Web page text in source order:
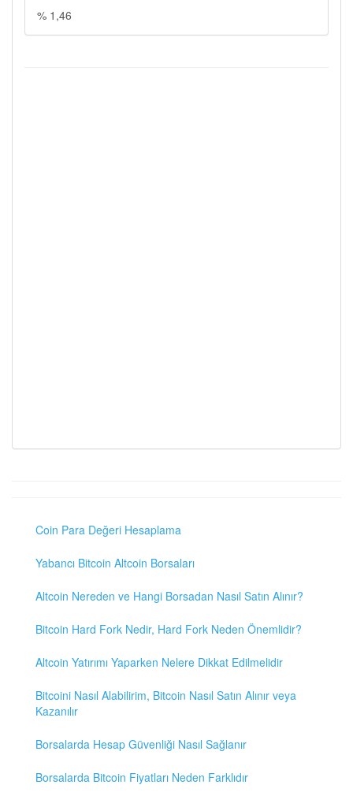
% 1,46
Coin Para Değeri Hesaplama
Yabancı Bitcoin Altcoin Borsaları
Altcoin Nereden ve Hangi Borsadan Nasıl Satın Alınır?
Bitcoin Hard Fork Nedir, Hard Fork Neden Önemlidir?
Altcoin Yatırımı Yaparken Nelere Dikkat Edilmelidir
Bitcoini Nasıl Alabilirim, Bitcoin Nasıl Satın Alınır veya
Kazanılır
Borsalarda Hesap Güvenliği Nasıl Sağlanır
Borsalarda Bitcoin Fiyatları Neden Farklıdır